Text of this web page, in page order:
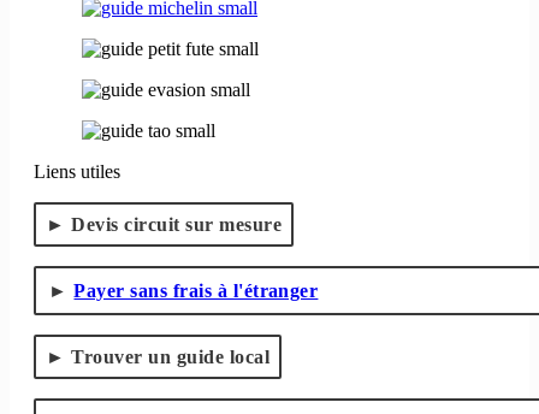
Liens utiles
Devis circuit sur mesure
Payer sans frais à l'étranger
Trouver un guide local